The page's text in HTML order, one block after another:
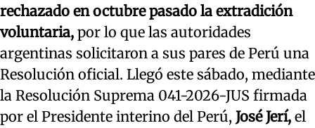
rechazado en octubre pasado la extradición
voluntaria, por lo que las autoridades
argentinas solicitaron a sus pares de Perú una
Resolución oficial. Llegó este sábado, mediante
la Resolución Suprema 041-2026-JUS firmada
por el Presidente interino del Perú, José Jerí, el